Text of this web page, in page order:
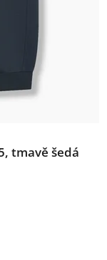
tmavě šedá